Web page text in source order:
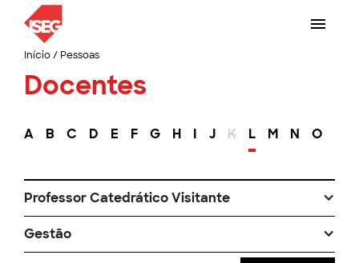
Início/ Pessoas
Docentes
A B C D E F G H I J K L M N O
Professor Catedrático Visitante
Gestão